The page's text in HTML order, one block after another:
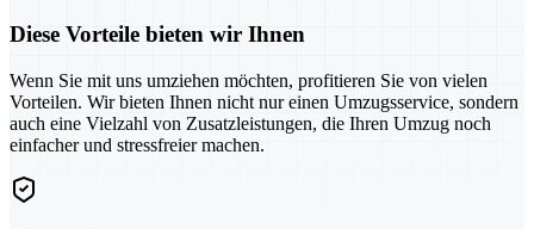
Diese Vorteile bieten wir Ihnen
Wenn Sie mit uns umziehen möchten, profitieren Sie von vielen
Vorteilen. Wir bieten Ihnen nicht nur einen Umzugsservice, sondern
auch eine Vielzahl von Zusatzleistungen, die Ihren Umzug noch
einfacher und stressfreier machen.